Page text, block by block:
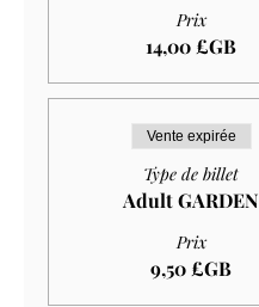
Prix
14,00 £GB
Vente expirée
Type de billet
Adult GARDEN
Prix
9,50 £GB